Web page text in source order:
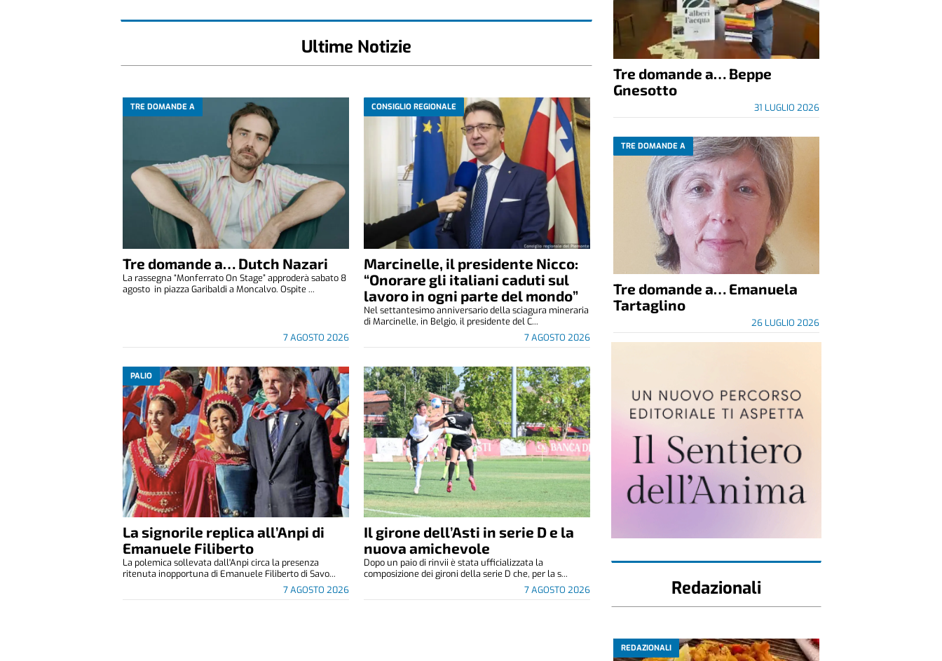
Ultime Notizie
TRE DOMANDE A
Tre domande a… Dutch Nazari
7 AGOSTO 2026
La rassegna “Monferrato On Stage” approderà sabato 8
agosto in piazza Garibaldi a Moncalvo. Ospite ...
CONSIGLIO REGIONALE
Marcinelle, il presidente Nicco:
“Onorare gli italiani caduti sul
lavoro in ogni parte del mondo”
7 AGOSTO 2026
Nel settantesimo anniversario della sciagura mineraria
di Marcinelle, in Belgio, il presidente del C...
PALIO
La signorile replica all’Anpi di
Emanuele Filiberto
7 AGOSTO 2026
La polemica sollevata dall'Anpi circa la presenza
ritenuta inopportuna di Emanuele Filiberto di Savo...
Il girone dell’Asti in serie D e la
nuova amichevole
7 AGOSTO 2026
Dopo un paio di rinvii è stata ufficializzata la
composizione dei gironi della serie D che, per la s...
Tre domande a… Beppe
Gnesotto
31 LUGLIO 2026
TRE DOMANDE A
Tre domande a… Emanuela
Tartaglino
26 LUGLIO 2026
Redazionali
REDAZIONALI